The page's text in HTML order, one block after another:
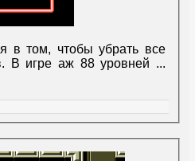
в том, чтобы убрать все
В игре аж 88 уровней ...